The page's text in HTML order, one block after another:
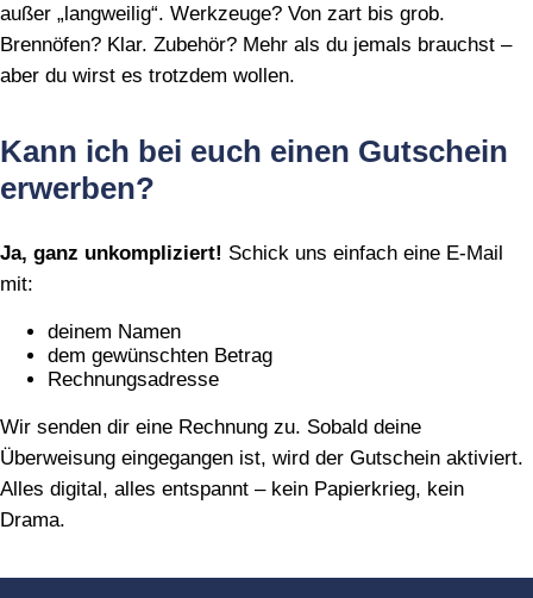
außer „langweilig“. Werkzeuge? Von zart bis grob.
Brennöfen? Klar. Zubehör? Mehr als du jemals brauchst –
aber du wirst es trotzdem wollen.
Kann ich bei euch einen Gutschein
erwerben?
Ja, ganz unkompliziert! Schick uns einfach eine E‑Mail
mit:
deinem Namen
dem gewünschten Betrag
Rechnungsadresse
Wir senden dir eine Rechnung zu. Sobald deine
Überweisung eingegangen ist, wird der Gutschein aktiviert.
Alles digital, alles entspannt – kein Papierkrieg, kein
Drama.